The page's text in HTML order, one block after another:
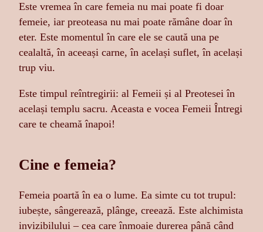
Este vremea în care femeia nu mai poate fi doar
femeie, iar preoteasa nu mai poate rămâne doar în
eter. Este momentul în care ele se caută una pe
cealaltă, în aceeași carne, în același suflet, în același
trup viu.
Este timpul reîntregirii: al Femeii și al Preotesei în
același templu sacru. Aceasta e vocea Femeii Întregi
care te cheamă înapoi!
Cine e femeia?
Femeia poartă în ea o lume. Ea simte cu tot trupul:
iubește, sângerează, plânge, creează. Este alchimista
invizibilului – cea care înmoaie durerea până când